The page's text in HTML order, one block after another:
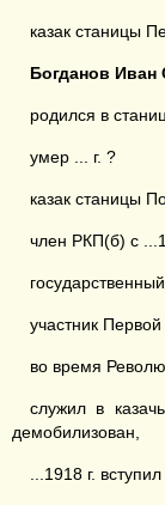
казак станицы
Богданов Иван
родился в
умер ... г. ?
казак станицы
член РКП(б) с
участник
во время
служил в
демобилизован,
...1918 г.